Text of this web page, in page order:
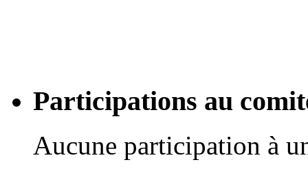
Participations au
Aucune participation à